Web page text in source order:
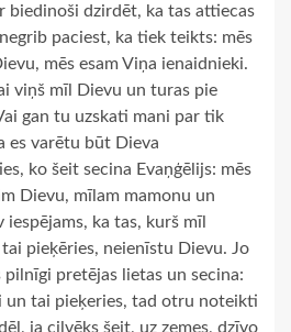
biedinoši dzirdēt, ka tas attiecas
paciest, ka tiek teikts: mēs
mēs esam Viņa ienaidnieki.
viņš mīl Dievu un turas pie
gan tu uzskati mani par tik
es varētu būt Dieva
ko šeit secina Evaņģēlijs: mēs
Dievu, mīlam mamonu un
ka tas, kurš mīl
pieķēries, neienīstu Dievu. Jo
pilnīgi pretējas lietas un secina:
un tai pieķeries, tad otru noteikti
ja cilvēks šeit, uz zemes, dzīvo